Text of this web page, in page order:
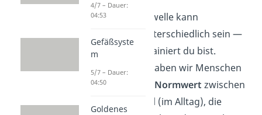
Die anaerobe Schwelle kann
allerdings sehr unterschiedlich sein —
je nachdem wie trainiert du bist.
Durchschnittlich haben wir Menschen
aber einen
Lactat-Normwert zwischen
0,5 und 2,2 mmol/l (im Alltag), die
4/7 – Dauer:
04:53
Gefäßsyste
m
5/7 – Dauer:
04:50
Goldenes